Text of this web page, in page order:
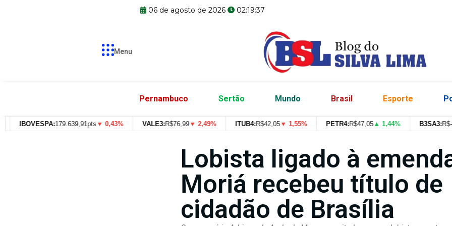
06 de agosto de 2026 02:19:38
Menu
Pernambuco Sertão Mundo Brasil Esporte
IBOVESPA:179.639,91pts ▼ 0,43% VALE3:R$76,99▼ 2,49% ITUB4:R$42,05▼ 1,55% PETR4:R$47,05▲ 1,44% B3SA3:R$----
Lobista ligado à
Moriá recebeu título de
cidadão de Brasília